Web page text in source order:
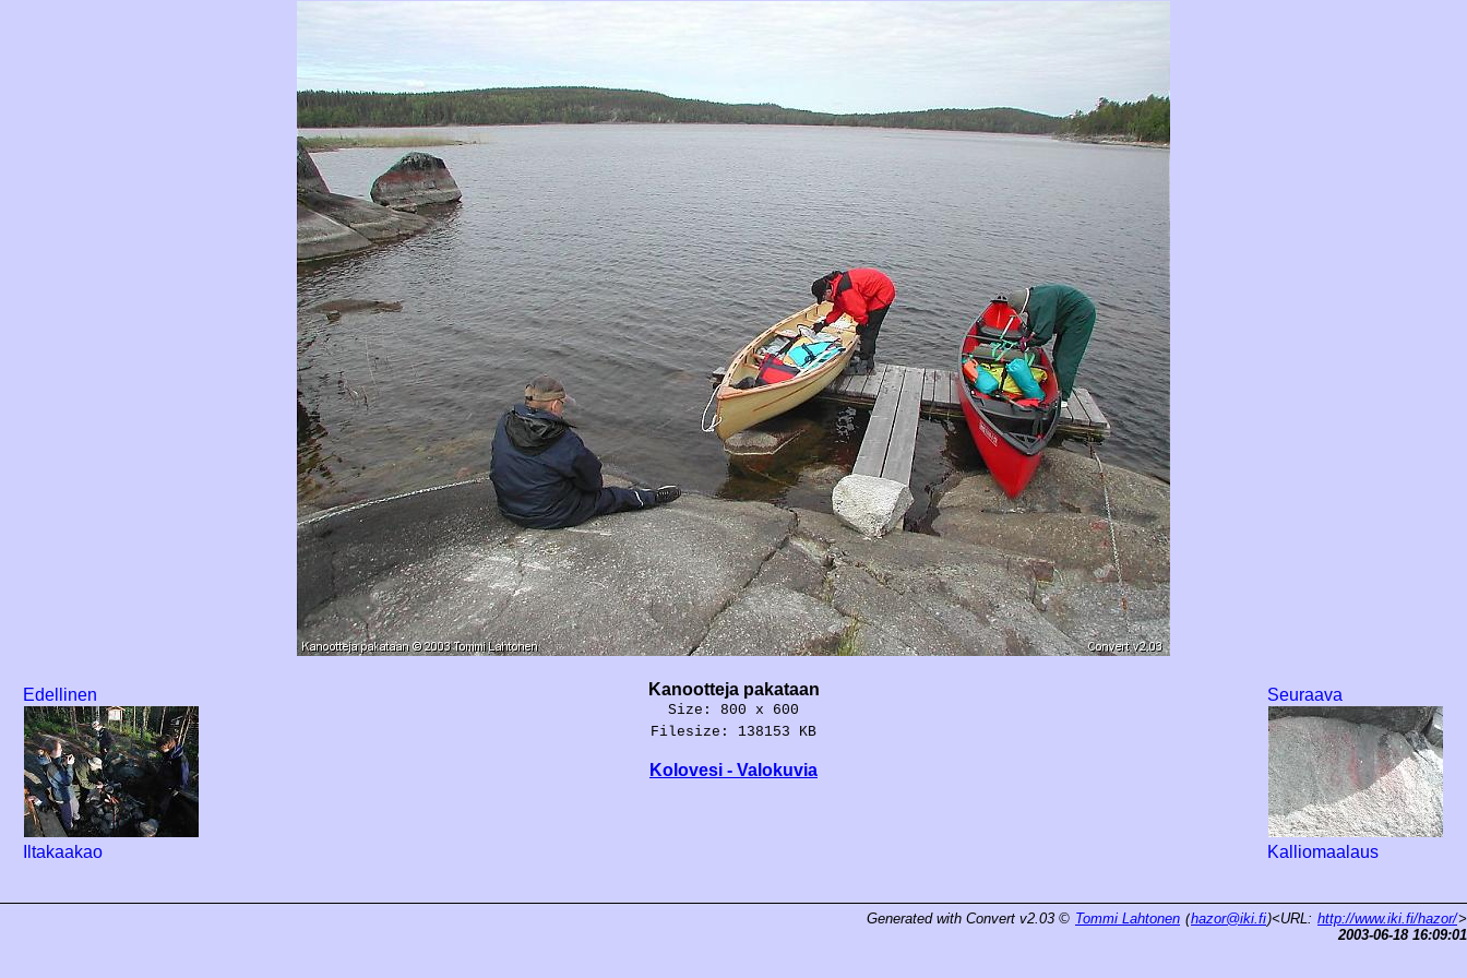
Edellinen
Iltakaakao
Seuraava
Kalliomaalaus
Kanootteja pakataan
Size: 800 x 600
Filesize: 138153 KB
Kolovesi - Valokuvia
Generated with Convert v2.03 © Tommi Lahtonen (hazor@iki.fi)<URL: http://www.iki.fi/hazor/>
2003-06-18 16:09:01